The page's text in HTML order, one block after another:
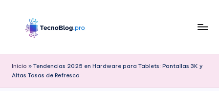
l
o
Inicio » Tendencias 2025 en Hardware para Tablets: Pantallas 3K y
Altas Tasas de Refresco